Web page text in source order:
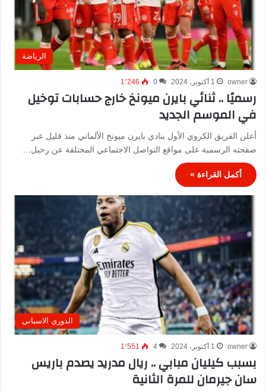
الرياضة
owner 1 أكتوبر، 2024 0 1٬246
رسميًا .. ثنائي بايرن ميونخ خارج حسابات توخيل
في الموسم الجديد
أعلن الفريق الكروي الأول بنادي بايرن ميونخ الألماني منذ قليل عبر
صفحته الرسمية على مواقع التواصل الاجتماعي المختلفة عن رحيل…
أكمل القراءة »
الدوري الاسباني
owner 1 أكتوبر، 2024 4 1٬551
بسبب كيليان مبابي .. ريال مدريد يصدم باريس
سان جيرمان للمرة الثانية